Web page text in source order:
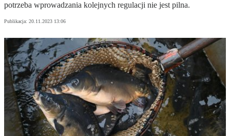
potrzeba wprowadzania kolejnych regulacji nie jest pilna.
Publikacja: 20.11.2023 13:06